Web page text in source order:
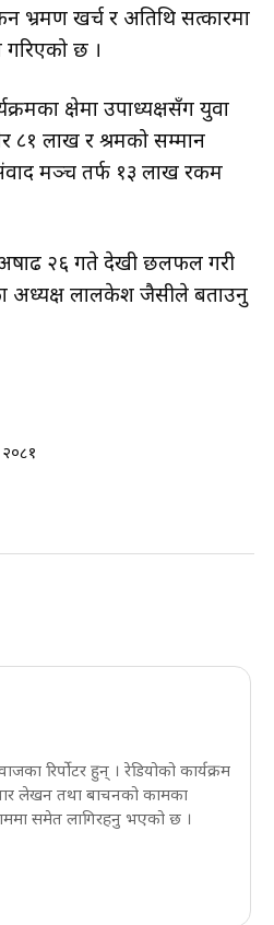
खर्च र अतिथि सत्कारमा
छ ।
क्षेत्रमा उपाध्यक्षसँग युवा
८१ लाख र श्रमको सम्मान
संवाद मञ्च तर्फ १३ लाख रकम
२६ गते देखी छलफल गरी
अध्यक्ष लालकेश जैसीले बताउनु
रिर्पोटर हुन् । रेडियोको कार्यक्रम
लेखन तथा बाचनको कामका
समेत लागिरहनु भएको छ ।